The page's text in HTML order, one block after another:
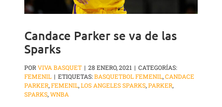
Candace Parker se va de las
Sparks
PORVIVA BASQUET | 28 ENERO, 2021 | CATEGORÍAS:
FEMENIL | ETIQUETAS:BASQUETBOL FEMENIL,CANDACE
PARKER,FEMENIL,LOS ANGELES SPARKS,PARKER,
SPARKS,WNBA